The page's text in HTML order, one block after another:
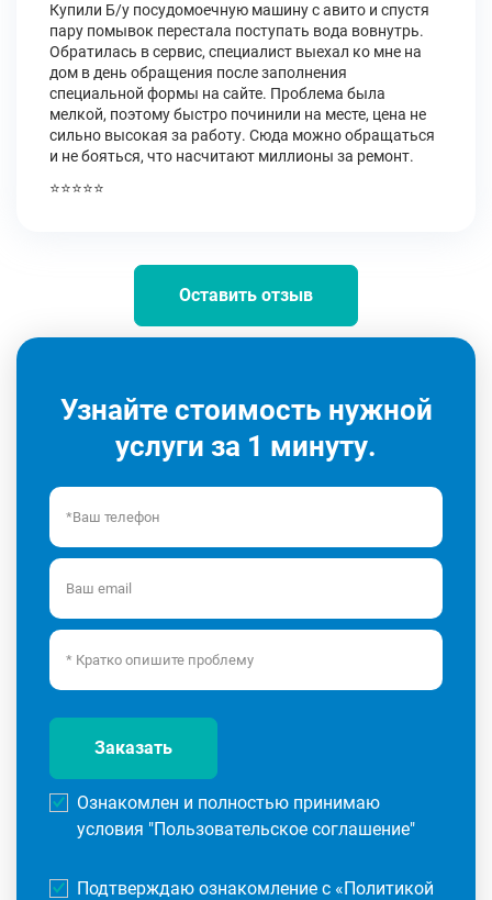
Купили Б/у посудомоечную машину с авито и спустя
пару помывок перестала поступать вода вовнутрь.
Обратилась в сервис, специалист выехал ко мне на
дом в день обращения после заполнения
специальной формы на сайте. Проблема была
мелкой, поэтому быстро починили на месте, цена не
сильно высокая за работу. Сюда можно обращаться
и не бояться, что насчитают миллионы за ремонт.
⭐⭐⭐⭐⭐
Оставить отзыв
Узнайте стоимость нужной
услуги за 1 минуту.
Заказать
Ознакомлен и полностью принимаю
условия "Пользовательское соглашение"
Подтверждаю ознакомление с «Политикой